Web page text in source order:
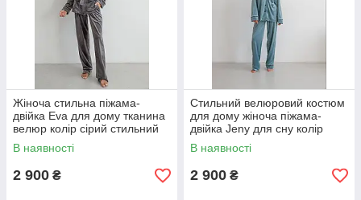
Жіноча стильна піжама-
двійка Eva для дому тканина
велюр колір сірий стильний
домашній костюм норма та
батал
В наявності
2 900 ₴
Стильний велюровий костюм
для дому жіноча піжама-
двійка Jeny для сну колір
фісташкова норма великих
розмірів
В наявності
2 900 ₴